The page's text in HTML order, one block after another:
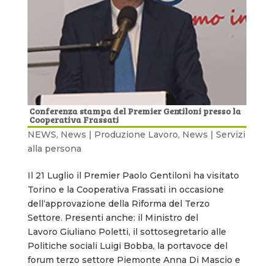
Conferenza stampa del Premier Gentiloni presso la
Cooperativa Frassati
NEWS, News | Produzione Lavoro, News | Servizi
alla persona
Il 21 Luglio il Premier Paolo Gentiloni ha visitato
Torino e la Cooperativa Frassati in occasione
dell‘approvazione della Riforma del Terzo
Settore. Presenti anche: il Ministro del
Lavoro Giuliano Poletti, il sottosegretario alle
Politiche sociali Luigi Bobba, la portavoce del
forum terzo settore Piemonte Anna Di Mascio e